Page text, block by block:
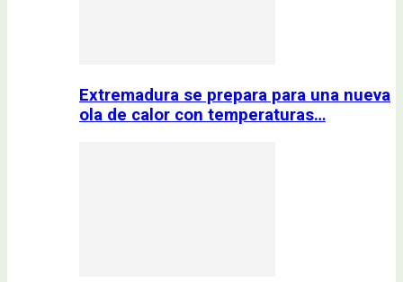
Extremadura se prepara para una nueva
ola de calor con temperaturas…